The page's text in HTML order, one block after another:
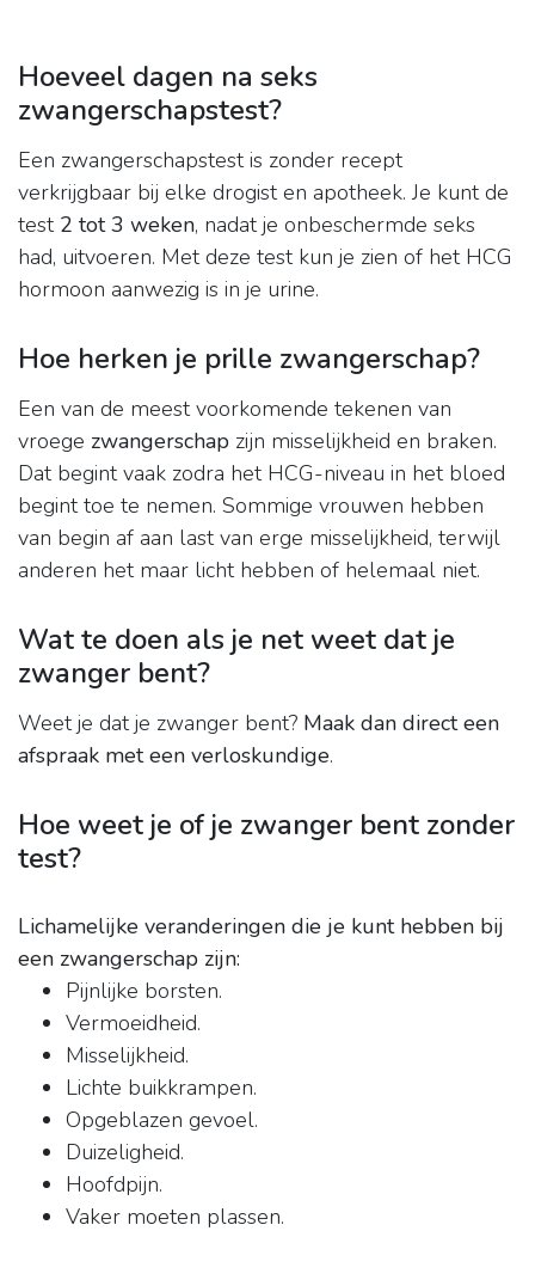
Hoeveel dagen na seks
zwangerschapstest?
Een zwangerschapstest is zonder recept
verkrijgbaar bij elke drogist en apotheek. Je kunt de
test 2 tot 3 weken, nadat je onbeschermde seks
had, uitvoeren. Met deze test kun je zien of het HCG
hormoon aanwezig is in je urine.
Hoe herken je prille zwangerschap?
Een van de meest voorkomende tekenen van
vroege zwangerschap zijn misselijkheid en braken.
Dat begint vaak zodra het HCG-niveau in het bloed
begint toe te nemen. Sommige vrouwen hebben
van begin af aan last van erge misselijkheid, terwijl
anderen het maar licht hebben of helemaal niet.
Wat te doen als je net weet dat je
zwanger bent?
Weet je dat je zwanger bent? Maak dan direct een
afspraak met een verloskundige.
Hoe weet je of je zwanger bent zonder
test?
Lichamelijke veranderingen die je kunt hebben bij
een zwangerschap zijn:
Pijnlijke borsten.
Vermoeidheid.
Misselijkheid.
Lichte buikkrampen.
Opgeblazen gevoel.
Duizeligheid.
Hoofdpijn.
Vaker moeten plassen.